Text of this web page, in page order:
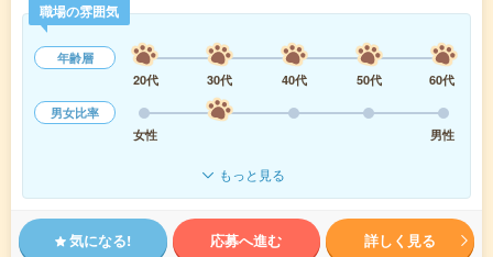
職場の雰囲気
年齢層
20代
30代 40代 50代
60代
男女比率
女性
男性
もっと見る
気になる! 応募へ進む 詳しく見る